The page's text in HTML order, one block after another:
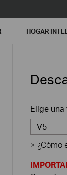
HOGAR
Elige
V5
> ¿Cómo